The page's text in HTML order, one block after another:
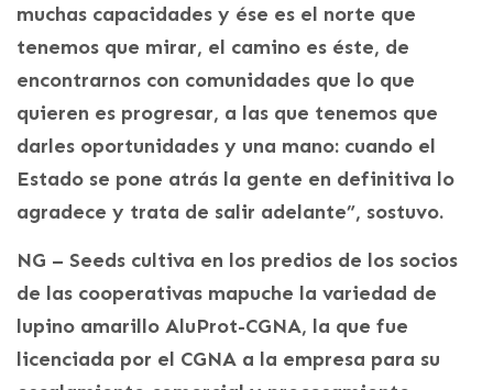
muchas capacidades y ése es el norte que
tenemos que mirar, el camino es éste, de
encontrarnos con comunidades que lo que
quieren es progresar, a las que tenemos que
darles oportunidades y una mano: cuando el
Estado se pone atrás la gente en definitiva lo
agradece y trata de salir adelante”, sostuvo.
NG – Seeds cultiva en los predios de los socios
de las cooperativas mapuche la variedad de
lupino amarillo AluProt-CGNA, la que fue
licenciada por el CGNA a la empresa para su